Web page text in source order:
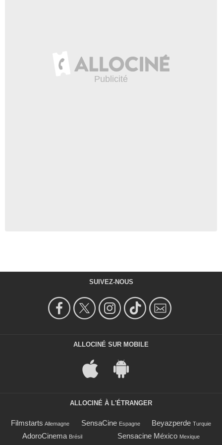
SUIVEZ-NOUS
ALLOCINÉ SUR MOBILE
ALLOCINÉ À L'ÉTRANGER
Filmstarts Allemagne SensaCine Espagne Beyazperde Turquie
AdoroCinema Brésil Sensacine México Mexique